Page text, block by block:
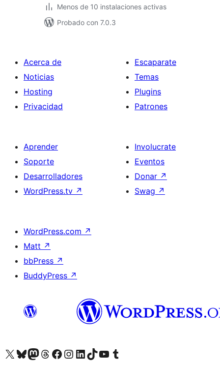
Menos de 10 instalaciones activas
Probado con 7.0.3
Acerca de
Noticias
Hosting
Privacidad
Escaparate
Temas
Plugins
Patrones
Aprender
Soporte
Desarrolladores
WordPress.tv ↗
Involucrate
Eventos
Donar ↗
Swag ↗
WordPress.com ↗
Matt ↗
bbPress ↗
BuddyPress ↗
Visitá nuestra cuenta de X (anteriormente Twitter)
Visitá nuestra cuenta de Bluesky
Visitá nuestra cuenta de Mastodon
Visitá nuestra cuenta de Threads
Visitá nuestra página de Facebook
Visitá nuestra cuenta de Instagram
Visitá nuestra cuenta de LinkedIn
Visitá nuestra cuenta de TikTok
Visitá nuestro canal de YouTube
Visitá nuestra cuenta de Tumblr